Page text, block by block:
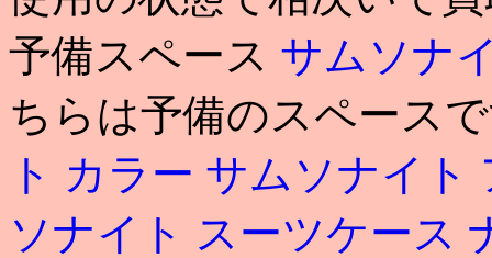
予備スペース サムソナ
ちらは予備のスペース
ト カラー サムソナイト
ソナイト スーツケース